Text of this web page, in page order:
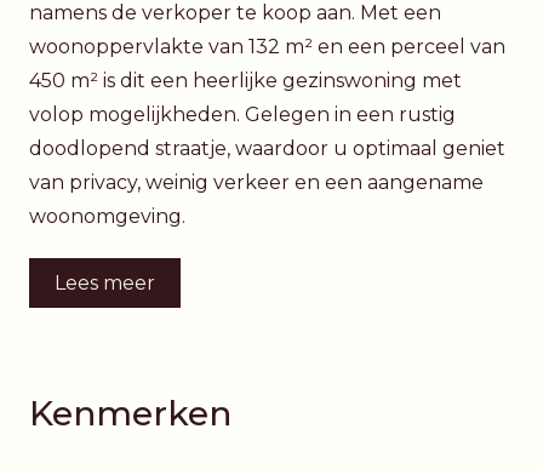
namens de verkoper te koop aan. Met een
woonoppervlakte van 132 m² en een perceel van
450 m² is dit een heerlijke gezinswoning met
volop mogelijkheden. Gelegen in een rustig
doodlopend straatje, waardoor u optimaal geniet
van privacy, weinig verkeer en een aangename
woonomgeving.
Lees meer
Kenmerken